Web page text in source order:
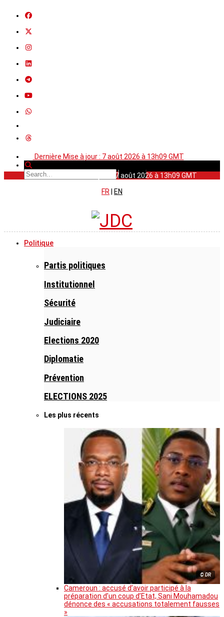
Dernière Mise à jour : 7 août 2026 à 13h09 GMT
Dernière Mise à jour : 7 août 2026 à 13h09 GMT
FR
EN
Politique
Partis politiques
Institutionnel
Sécurité
Judiciaire
Elections 2020
Diplomatie
Prévention
ELECTIONS 2025
Les plus récents
© DR
Cameroun : accusé d’avoir participé à la
préparation d’un coup d’Etat, Sani Mouhamadou
dénonce des « accusations totalement fausses
»